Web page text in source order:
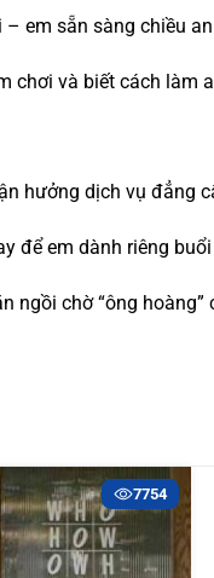
– em sẵn sàng chiều
chơi và biết cách làm
hưởng dịch vụ đẳng
để em dành riêng
ngồi chờ “ông hoàng”
7754